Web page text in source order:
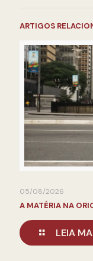
ARTIGOS
05/08/2026
A MATÉRIA NA
LEIA